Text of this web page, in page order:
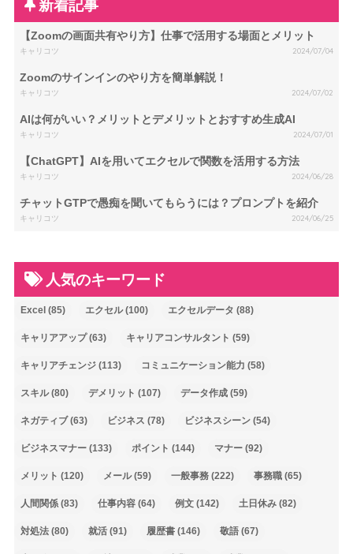
新着記事
【Zoomの画面共有やり方】仕事で活用する場面とメリット
キャリコツ 2024/07/04
Zoomのサインインのやり方を簡単解説！
キャリコツ 2024/07/02
AIは何がいい？メリットとデメリットとおすすめ生成AI
キャリコツ 2024/07/01
【ChatGPT】AIを用いてエクセルで関数を活用する方法
キャリコツ 2024/06/28
チャットGTPで愚痴を聞いてもらうには？プロンプトを紹介
キャリコツ 2024/06/25
人気のキーワード
Excel (85) エクセル(100) エクセルデータ (88)
キャリアアップ(63) キャリアコンサルタント (59)
キャリアチェンジ(113) コミュニケーション能力 (58)
スキル(80) デメリット (107) データ作成(59)
ネガティブ(63) ビジネス (78) ビジネスシーン(54)
ビジネスマナー(133) ポイント (144) マナー(92)
メリット (120) メール(59) 一般事務(222) 事務職(65)
人間関係(83) 仕事内容(64) 例文(142) 土日休み(82)
対処法(80) 就活(91) 履歴書(146) 敬語(67)